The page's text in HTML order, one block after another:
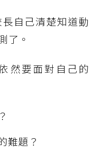
自己清楚知道動
了。
然要面對自己的
難題？